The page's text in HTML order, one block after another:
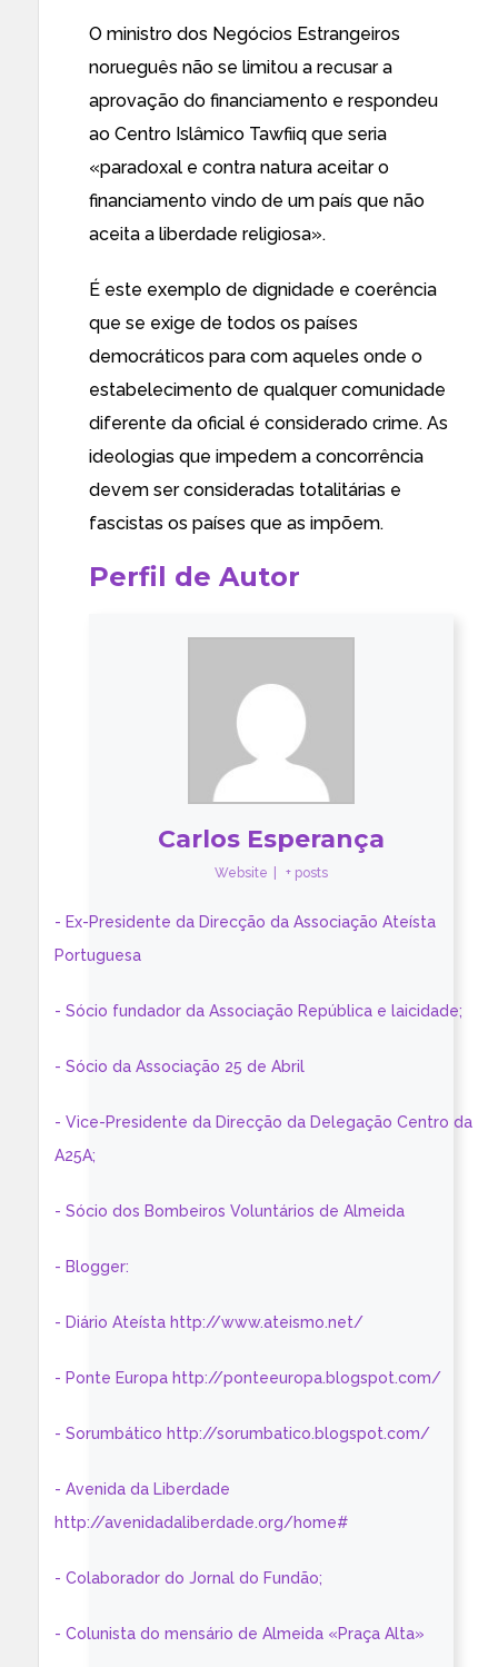
O ministro dos Negócios Estrangeiros
norueguês não se limitou a recusar a
aprovação do financiamento e respondeu
ao Centro Islâmico Tawfiiq que seria
«paradoxal e contra natura aceitar o
financiamento vindo de um país que não
aceita a liberdade religiosa».
É este exemplo de dignidade e coerência
que se exige de todos os países
democráticos para com aqueles onde o
estabelecimento de qualquer comunidade
diferente da oficial é considerado crime. As
ideologias que impedem a concorrência
devem ser consideradas totalitárias e
fascistas os países que as impõem.
Perfil de Autor
Carlos Esperança
Website + posts
- Ex-Presidente da Direcção da Associação Ateísta
Portuguesa
- Sócio fundador da Associação República e laicidade;
- Sócio da Associação 25 de Abril
- Vice-Presidente da Direcção da Delegação Centro da
A25A;
- Sócio dos Bombeiros Voluntários de Almeida
- Blogger:
- Diário Ateísta http://www.ateismo.net/
- Ponte Europa http://ponteeuropa.blogspot.com/
- Sorumbático http://sorumbatico.blogspot.com/
- Avenida da Liberdade
http://avenidadaliberdade.org/home#
- Colaborador do Jornal do Fundão;
- Colunista do mensário de Almeida «Praça Alta»